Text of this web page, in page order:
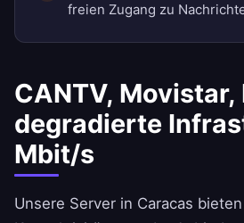
freien Zugang zu
CANTV,
degradierte
Mbit/s
Unsere Server in Caracas